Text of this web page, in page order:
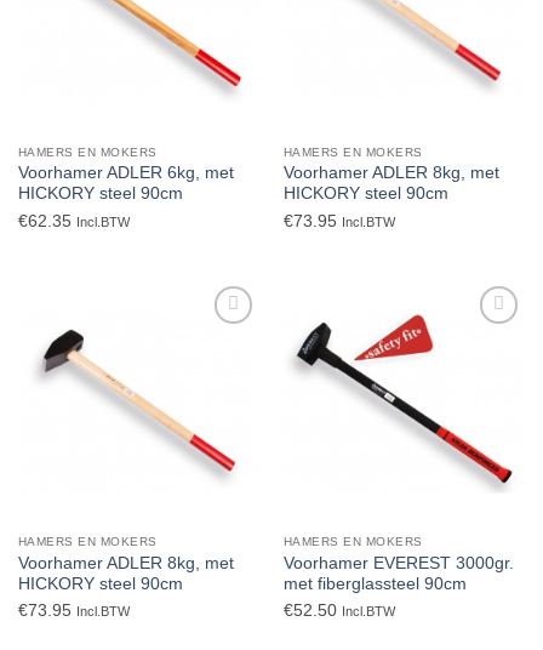
HAMERS EN MOKERS
Voorhamer ADLER 6kg, met
HICKORY steel 90cm
€62.35 Incl.BTW
HAMERS EN MOKERS
Voorhamer ADLER 8kg, met
HICKORY steel 90cm
€73.95 Incl.BTW
HAMERS EN MOKERS
Voorhamer ADLER 8kg, met
HICKORY steel 90cm
€73.95 Incl.BTW
HAMERS EN MOKERS
Voorhamer EVEREST 3000gr.
met fiberglassteel 90cm
€52.50 Incl.BTW